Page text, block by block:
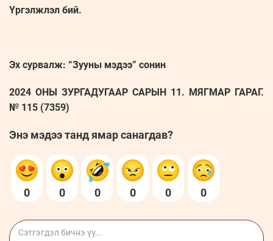
Үргэлжлэл бий.
Эх сурвалж: “Зууны мэдээ” сонин
2024 ОНЫ ЗУРГАДУГААР САРЫН 11. МЯГМАР ГАРАГ.
№ 115 (7359)
Энэ мэдээ танд ямар санагдав?
0 0 0 0 0 0